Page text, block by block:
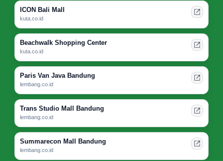
ICON Bali Mall
kuta.co.id
Beachwalk Shopping Center
kuta.co.id
Paris Van Java Bandung
lembang.co.id
Trans Studio Mall Bandung
lembang.co.id
Summarecon Mall Bandung
lembang.co.id